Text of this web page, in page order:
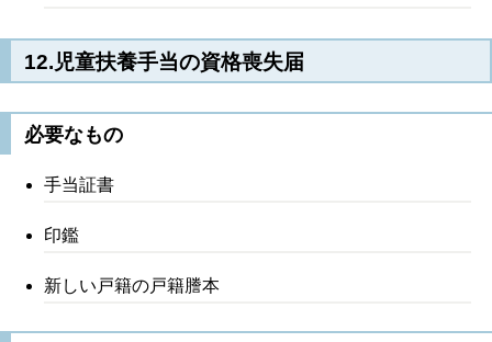
12.児童扶養手当の資格喪失届
必要なもの
手当証書
印鑑
新しい戸籍の戸籍謄本